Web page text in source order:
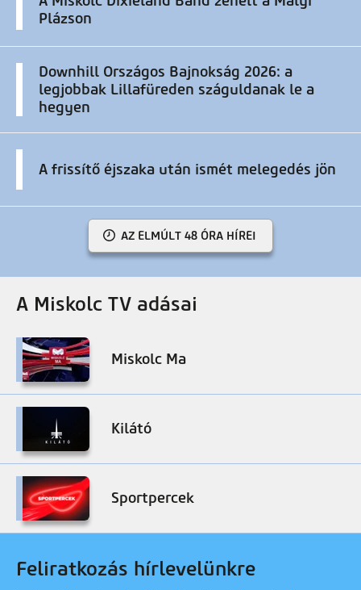
Plázson
Downhill Országos Bajnokság 2026: a
legjobbak Lillafüreden száguldanak le a
hegyen
A frissítő éjszaka után ismét melegedés jön
AZ ELMÚLT 48 ÓRA HÍREI
A Miskolc TV adásai
Miskolc Ma
Kilátó
Sportpercek
Feliratkozás hírlevelünkre